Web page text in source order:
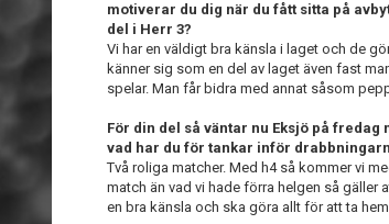
motiverar du dig när du fått sitta på
del i Herr 3?
Vi har en väldigt bra känsla i laget och de
känner sig som en del av laget även fast
spelar. Man får bidra med annat såsom
För din del så väntar nu Eksjö på
vad har du för tankar inför
Två roliga matcher. Med h4 så kommer vi
match än vad vi hade förra helgen så gäller
en bra känsla och ska göra allt för att ta